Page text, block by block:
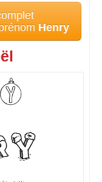
Henry